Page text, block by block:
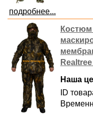
подробнее...
Наша
ID